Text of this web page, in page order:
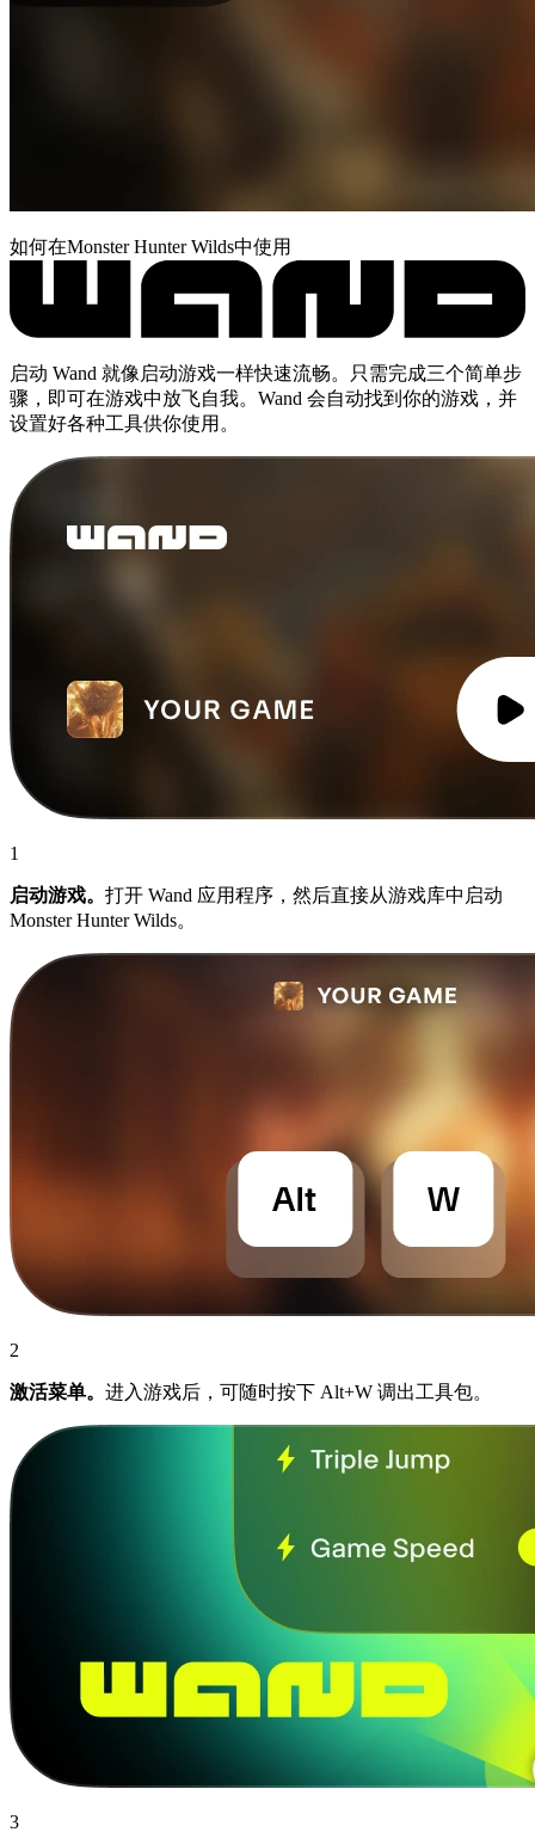
如何在Monster Hunter Wilds中使用
启动 Wand 就像启动游戏一样快速流畅。只需完成三个简单步
骤，即可在游戏中放飞自我。Wand 会自动找到你的游戏，并
设置好各种工具供你使用。
1
启动游戏。 打开 Wand 应用程序，然后直接从游戏库中启动
Monster Hunter Wilds。
2
激活菜单。 进入游戏后，可随时按下 Alt+W 调出工具包。
3